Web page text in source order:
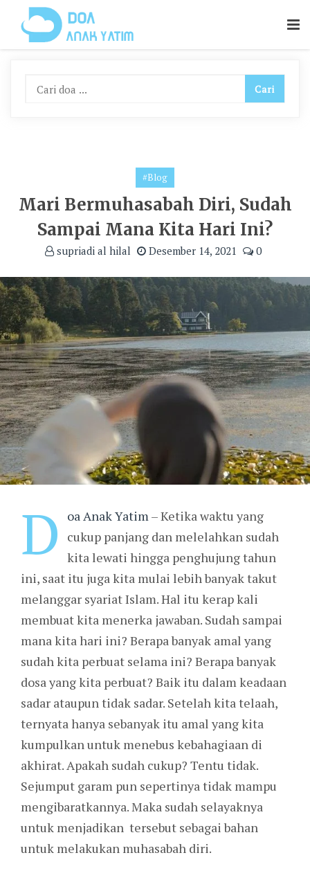
Content
#Blog
Mari Bermuhasabah Diri, Sudah
Sampai Mana Kita Hari Ini?
supriadi al hilal Desember 14, 2021 0
D oa Anak Yatim– Ketika waktu yang
cukup panjang dan melelahkan sudah
kita lewati hingga penghujung tahun
ini, saat itu juga kita mulai lebih banyak takut
melanggar syariat Islam. Hal itu kerap kali
membuat kita menerka jawaban. Sudah sampai
mana kita hari ini? Berapa banyak amal yang
sudah kita perbuat selama ini? Berapa banyak
dosa yang kita perbuat? Baik itu dalam keadaan
sadar ataupun tidak sadar. Setelah kita telaah,
ternyata hanya sebanyak itu amal yang kita
kumpulkan untuk menebus kebahagiaan di
akhirat. Apakah sudah cukup? Tentu tidak.
Sejumput garam pun sepertinya tidak mampu
mengibaratkannya. Maka sudah selayaknya
untuk menjadikan tersebut sebagai bahan
untuk melakukan muhasabah diri.